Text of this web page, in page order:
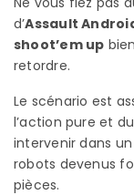
d’Assault
shoot’em up
retordre.
Le scénario est
l’action pure et
intervenir dans un
robots devenus
pièces.